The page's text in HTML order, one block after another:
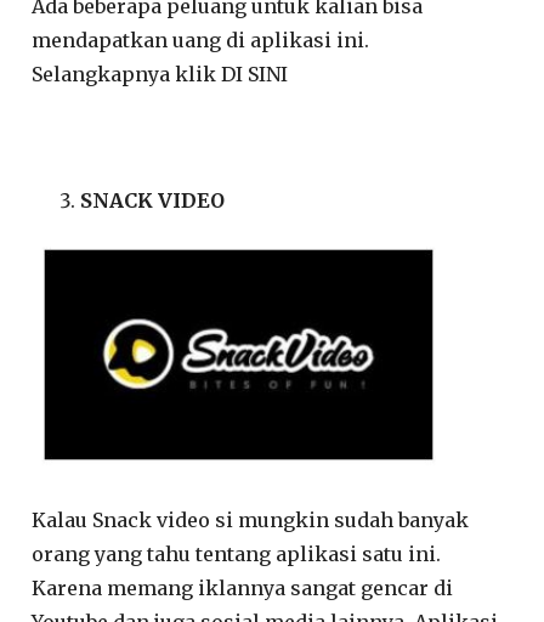
Ada beberapa peluang untuk kalian bisa
mendapatkan uang di aplikasi ini.
Selangkapnya klik DI SINI
SNACK VIDEO
Kalau Snack video si mungkin sudah banyak
orang yang tahu tentang aplikasi satu ini.
Karena memang iklannya sangat gencar di